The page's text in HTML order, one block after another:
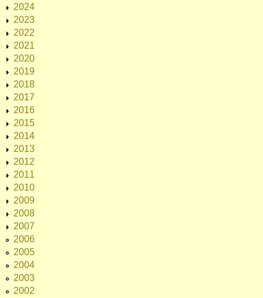
2024
2023
2022
2021
2020
2019
2018
2017
2016
2015
2014
2013
2012
2011
2010
2009
2008
2007
2006
2005
2004
2003
2002